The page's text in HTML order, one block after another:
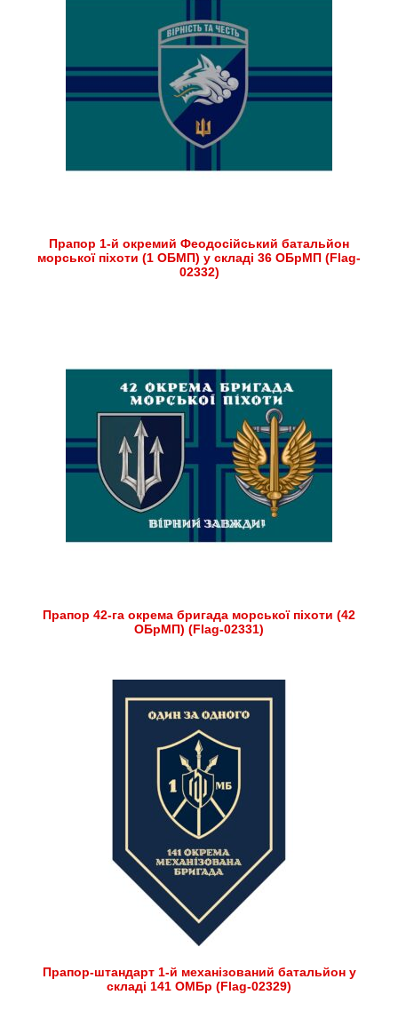
Прапор 1-й окремий Феодосійський батальйон
морської піхоти (1 ОБМП) у складі 36 ОБрМП (Flag-
02332)
Прапор 42-га окрема бригада морської піхоти (42
ОБрМП) (Flag-02331)
Прапор-штандарт 1-й механізований батальйон у
складі 141 ОМБр (Flag-02329)